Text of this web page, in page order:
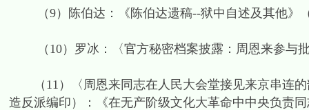
（9）陈伯达：《陈伯达遗稿--狱中自述及其他》（
（10）罗冰：〈官方秘密档案披露：周恩来参与批
（11）〈周恩来同志在人民大会堂接见来京串连的
造反派编印）：《在无产阶级文化大革命中中央负责